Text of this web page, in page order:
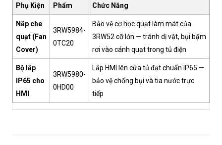
Phụ Kiện
Phẩm
Chức Năng
Nắp che
quạt (Fan
Cover)
3RW5984-
0TC20
Bảo vệ cơ học quạt làm mát của
3RW52 cỡ lớn — tránh dị vật, bụi bặm
rơi vào cánh quạt trong tủ điện
Bộ lắp
IP65 cho
HMI
3RW5980-
0HD00
Lắp HMI lên cửa tủ đạt chuẩn IP65 —
bảo vệ chống bụi và tia nước trực
tiếp